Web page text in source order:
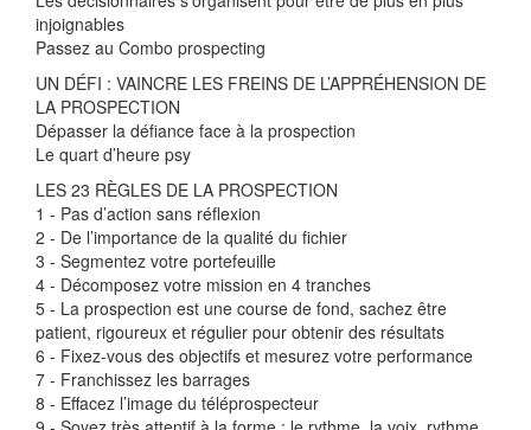
injoignables
Passez au Combo prospecting
UN DÉFI : VAINCRE LES FREINS DE L’APPRÉHENSION DE
LA PROSPECTION
Dépasser la défiance face à la prospection
Le quart d’heure psy
LES 23 RÈGLES DE LA PROSPECTION
1 - Pas d’action sans réflexion
2 - De l’importance de la qualité du fichier
3 - Segmentez votre portefeuille
4 - Décomposez votre mission en 4 tranches
5 - La prospection est une course de fond, sachez être
patient, rigoureux et régulier pour obtenir des résultats
6 - Fixez-vous des objectifs et mesurez votre performance
7 - Franchissez les barrages
8 - Effacez l’image du téléprospecteur